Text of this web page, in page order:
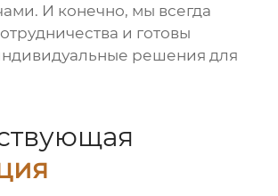
И конечно, мы всегда
и готовы
решения для